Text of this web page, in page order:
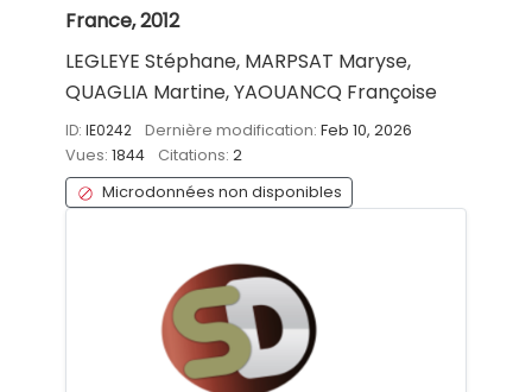
France, 2012
LEGLEYE Stéphane, MARPSAT Maryse,
QUAGLIA Martine, YAOUANCQ Françoise
ID: IE0242 Dernière modification: Feb 10, 2026
Vues: 1844 Citations: 2
Microdonnées non disponibles